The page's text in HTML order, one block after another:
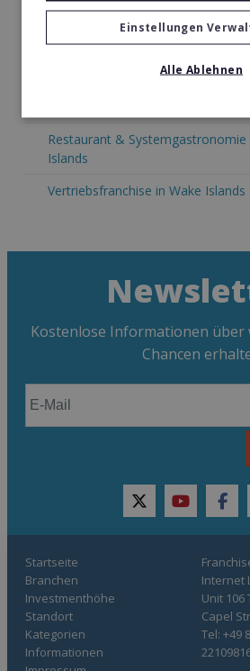
Medien & Werbung Franchise in
Möbel & Einrichtung Franchise in
Nachhilfe & Weiterbildung
Restaurant & Systemgastronomie
Islands
Vertriebsfranchise in Wake Islands
Kostenlose Informationen über
Chancen
twitteryoutube
Startseite
Branchen
Investmenthöhe
Standort
Kategorien
Informationen
Internet
Unit 106
Capel
Tel: +49
Einstellungen
Alle Ablehnen